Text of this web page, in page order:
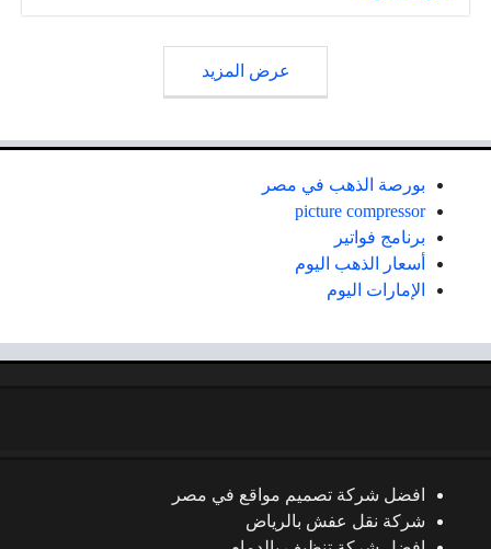
عرض المزيد
بورصة الذهب في مصر
picture compressor
برنامج فواتير
أسعار الذهب اليوم
الإمارات اليوم
افضل شركة تصميم مواقع في مصر
شركة نقل عفش بالرياض